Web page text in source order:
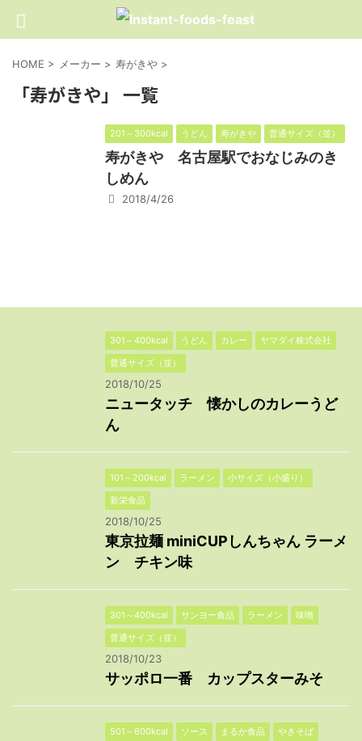
HOME > メーカー > 寿がきや >
「寿がきや」 一覧
201～300kcal うどん 寿がきや 普通サイズ（並）
寿がきや 名古屋駅でおなじみのき
しめん
2018/4/26
301～400kcal うどん カレー
ヤマダイ株式会社
普通サイズ（並）
2018/10/25
ニュータッチ 懐かしのカレーうど
ん
101～200kcal ラーメン
小サイズ（小盛り）
新栄食品
2018/10/25
東京拉麺 miniCUPしんちゃん ラーメ
ン チキン味
301～400kcal サンヨー食品 ラーメン
味噌
普通サイズ（並）
2018/10/23
サッポロ一番 カップスターみそ
501～600kcal ソース まるか食品
やきそば